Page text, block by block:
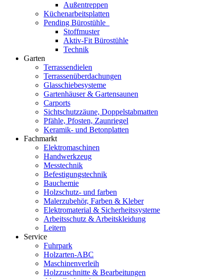
Außentreppen
Küchenarbeitsplatten
Pending Bürostühle
Stoffmuster
Aktiv-Fit Bürostühle
Technik
Garten
Terrassendielen
Terrassenüberdachungen
Glasschiebesysteme
Gartenhäuser & Gartensaunen
Carports
Sichtschutzzäune, Doppelstabmatten
Pfähle, Pfosten, Zaunriegel
Keramik- und Betonplatten
Fachmarkt
Elektromaschinen
Handwerkzeug
Messtechnik
Befestigungstechnik
Bauchemie
Holzschutz- und farben
Malerzubehör, Farben & Kleber
Elektromaterial & Sicherheitssysteme
Arbeitsschutz & Arbeitskleidung
Leitern
Service
Fuhrpark
Holzarten-ABC
Maschinenverleih
Holzzuschnitte & Bearbeitungen